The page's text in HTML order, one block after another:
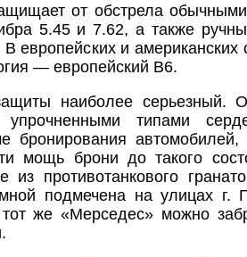
от обстрела
5.45 и 7.62, а также
европейских и американских
— европейский В6.
наиболее серьезный.
типами
бронирования
мощь брони до такого
из противотанкового
подмечена на улицах г.
же «Мерседес» можно